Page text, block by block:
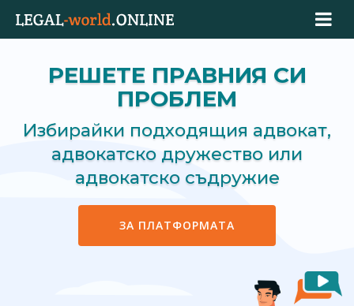
РЕШЕТЕ ПРАВНИЯ СИ
ПРОБЛЕМ
Избирайки подходящия адвокат,
адвокатско дружество или
адвокатско съдружие
ЗА ПЛАТФОРМАТА